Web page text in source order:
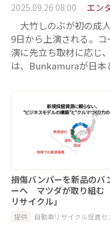
2025.09.26 08:00 エン
大竹しのぶが初の成
9日から上演される。
演に先立ち取材に応じ
は、Bunkamuraが日
損傷バンパーを新品のバ
ーへ マツダが取り組む
リサイクル」
提供 自動車リサイクル促進セ